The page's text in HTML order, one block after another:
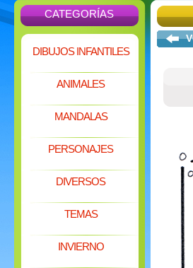
CATEGORÍAS
DIBUJOS INFANTILES
ANIMALES
MANDALAS
PERSONAJES
DIVERSOS
TEMAS
INVIERNO